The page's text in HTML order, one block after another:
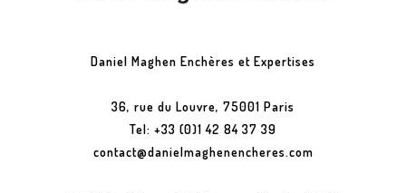
Daniel Maghen Enchères et Expertises
36, rue du Louvre, 75001 Paris
Tel: +33 (0)1 42 84 37 39
contact@danielmaghenencheres.com